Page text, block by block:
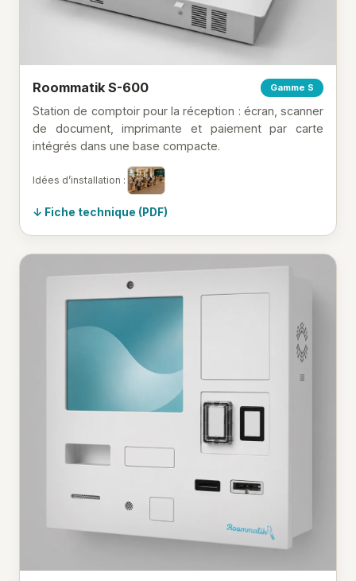
Roommatik S-600 Gamme S
Station de comptoir pour la réception : écran, scanner
de document, imprimante et paiement par carte
intégrés dans une base compacte.
Idées d’installation :
Fiche technique (PDF)